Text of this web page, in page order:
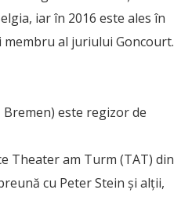
iar în 2016 este ales în
al juriului Goncourt.
Bremen) este regizor de
Theater am Turm (TAT) din
cu Peter Stein și alții,